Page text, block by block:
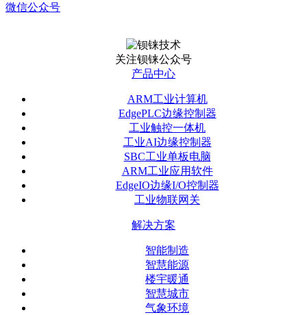
微信公众号
关注钡铼公众号
产品中心
ARM工业计算机
EdgePLC边缘控制器
工业触控一体机
工业AI边缘控制器
SBC工业单板电脑
ARM工业应用软件
EdgeIO边缘I/O控制器
工业物联网关
解决方案
智能制造
智慧能源
楼宇暖通
智慧城市
气象环境